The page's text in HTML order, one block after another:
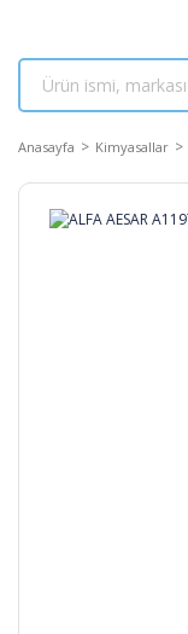
Anasayfa Kimyasallar